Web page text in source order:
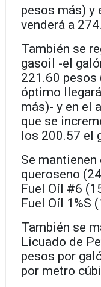
pesos más) y
venderá a
También se
gasoil -el
221.60 pesos
óptimo
más)- y en el
que se
los 200.57 el
Se
queroseno
Fuel Oíl #6
Fuel Oíl 1%S
También se
Licuado de
pesos por
por metro